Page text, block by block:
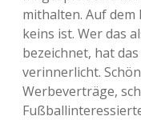
mithalten. Auf dem
keins ist. Wer das
bezeichnet, hat
verinnerlicht.
Werbeverträge,